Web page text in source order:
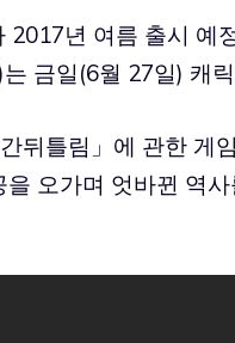
년 여름 출시 예
금일(6월 27일) 캐
간뒤틀림」에 관한
오가며 엇바뀐 역